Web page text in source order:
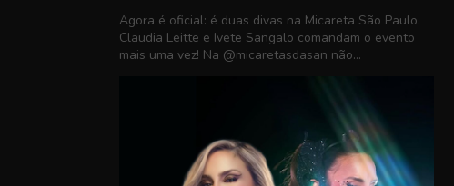
Agora é oficial: é duas divas na Micareta São Paulo.
Claudia Leitte e Ivete Sangalo comandam o evento
mais uma vez! Na @micaretasdasan não...